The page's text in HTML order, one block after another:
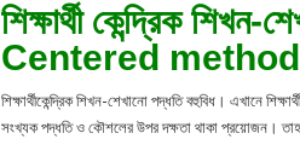
শিক্ষার্থী কেন্দ্রিক
Centered
শিক্ষার্থীকেন্দ্রিক শিখন-শেখানো পদ্ধতি বহুবিধ। এখানে
সংখ্যক পদ্ধতি ও কৌশলের উপর দক্ষতা থাকা প্রয়োজন।